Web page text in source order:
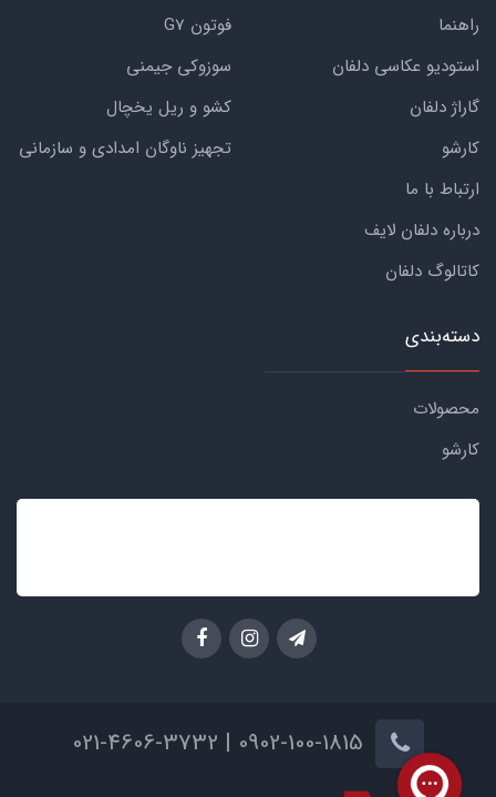
راهنما
استودیو عکاسی دلفان
گاراژ دلفان
کارشو
ارتباط با ما
درباره دلفان لایف
کاتالوگ دلفان
فوتون G7
سوزوکی جیمنی
کشو و ریل یخچال
تجهیز ناوگان امدادی و سازمانی
دسته‌بندی
محصولات
کارشو